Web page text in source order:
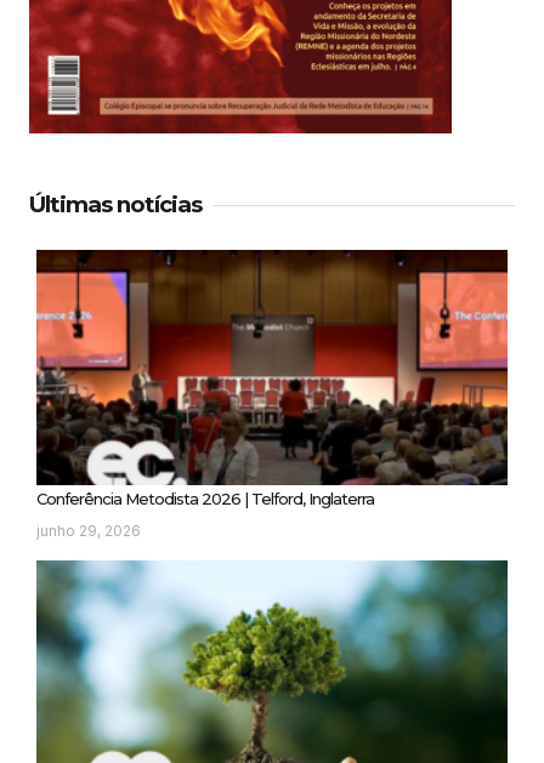
Últimas notícias
Conferência Metodista 2026 | Telford, Inglaterra
junho 29, 2026